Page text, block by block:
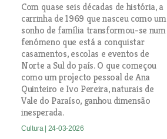
Com quase seis décadas de história, a
carrinha de 1969 que nasceu como um
sonho de família transformou-se num
fenómeno que está a conquistar
casamentos, escolas e eventos de
Norte a Sul do país. O que começou
como um projecto pessoal de Ana
Quinteiro e Ivo Pereira, naturais de
Vale do Paraíso, ganhou dimensão
inesperada.
Cultura | 24-03-2026